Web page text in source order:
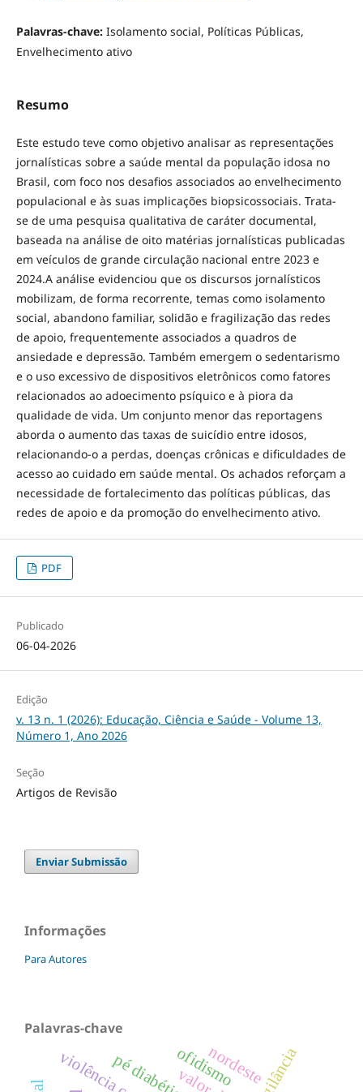
Palavras-chave: Isolamento social, Políticas Públicas,
Envelhecimento ativo
Resumo
Este estudo teve como objetivo analisar as representações
jornalísticas sobre a saúde mental da população idosa no
Brasil, com foco nos desafios associados ao envelhecimento
populacional e às suas implicações biopsicossociais. Trata-
se de uma pesquisa qualitativa de caráter documental,
baseada na análise de oito matérias jornalísticas publicadas
em veículos de grande circulação nacional entre 2023 e
2024.A análise evidenciou que os discursos jornalísticos
mobilizam, de forma recorrente, temas como isolamento
social, abandono familiar, solidão e fragilização das redes
de apoio, frequentemente associados a quadros de
ansiedade e depressão. Também emergem o sedentarismo
e o uso excessivo de dispositivos eletrônicos como fatores
relacionados ao adoecimento psíquico e à piora da
qualidade de vida. Um conjunto menor das reportagens
aborda o aumento das taxas de suicídio entre idosos,
relacionando-o a perdas, doenças crônicas e dificuldades de
acesso ao cuidado em saúde mental. Os achados reforçam a
necessidade de fortalecimento das políticas públicas, das
redes de apoio e da promoção do envelhecimento ativo.
PDF
Publicado
06-04-2026
Edição
v. 13 n. 1 (2026): Educação, Ciência e Saúde - Volume 13,
Número 1, Ano 2026
Seção
Artigos de Revisão
Enviar Submissão
Informações
Para Autores
Palavras-chave
vigilância
pé diabéticoofidismo
nordeste